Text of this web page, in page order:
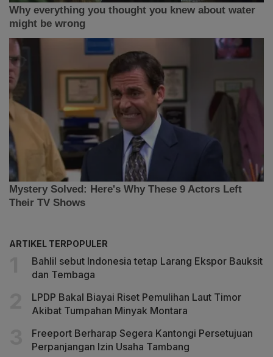
ARTIKEL TERPOPULER
Bahlil sebut Indonesia tetap Larang Ekspor Bauksit
dan Tembaga
LPDP Bakal Biayai Riset Pemulihan Laut Timor
Akibat Tumpahan Minyak Montara
Freeport Berharap Segera Kantongi Persetujuan
Perpanjangan Izin Usaha Tambang